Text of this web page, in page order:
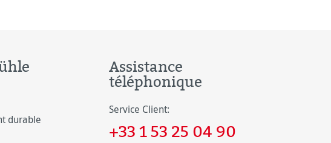
durable
Assistance
téléphonique
Service Client:
+33 1 53 25 04 90